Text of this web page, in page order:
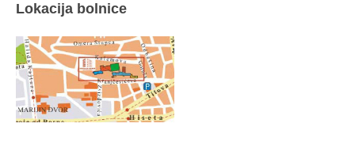
Lokacija bolnice